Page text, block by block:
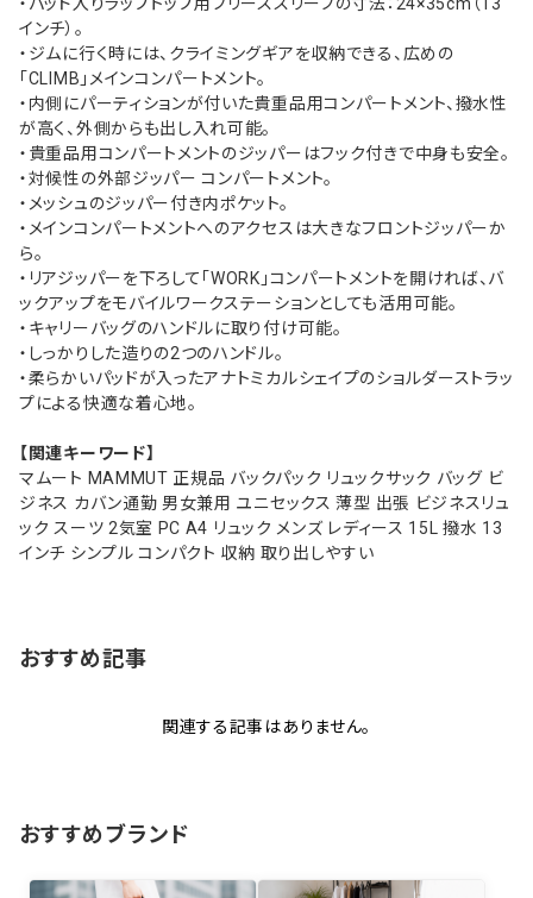
・パッド入りラップトップ用フリーススリーブの寸法：24×35cm（13
インチ）。
・ジムに行く時には、クライミングギアを収納できる、広めの
「CLIMB」メインコンパートメント。
・内側にパーティションが付いた貴重品用コンパートメント、撥水性
が高く、外側からも出し入れ可能。
・貴重品用コンパートメントのジッパーはフック付きで中身も安全。
・対候性の外部ジッパー コンパートメント。
・メッシュのジッパー付き内ポケット。
・メインコンパートメントへのアクセスは大きなフロントジッパーか
ら。
・リアジッパーを下ろして「WORK」コンパートメントを開ければ、バ
ックアップをモバイルワークステーションとしても活用可能。
・キャリーバッグのハンドルに取り付け可能。
・しっかりした造りの2つのハンドル。
・柔らかいパッドが入ったアナトミカルシェイプのショルダーストラッ
プによる快適な着心地。
【関連キーワード】
マムート MAMMUT 正規品 バックパック リュックサック バッグ ビ
ジネス カバン通勤 男女兼用 ユニセックス 薄型 出張 ビジネスリュ
ック スーツ 2気室 PC A4 リュック メンズ レディース 15L 撥水 13
インチ シンプル コンパクト 収納 取り出しやすい
おすすめ記事
関連する記事はありません。
おすすめブランド